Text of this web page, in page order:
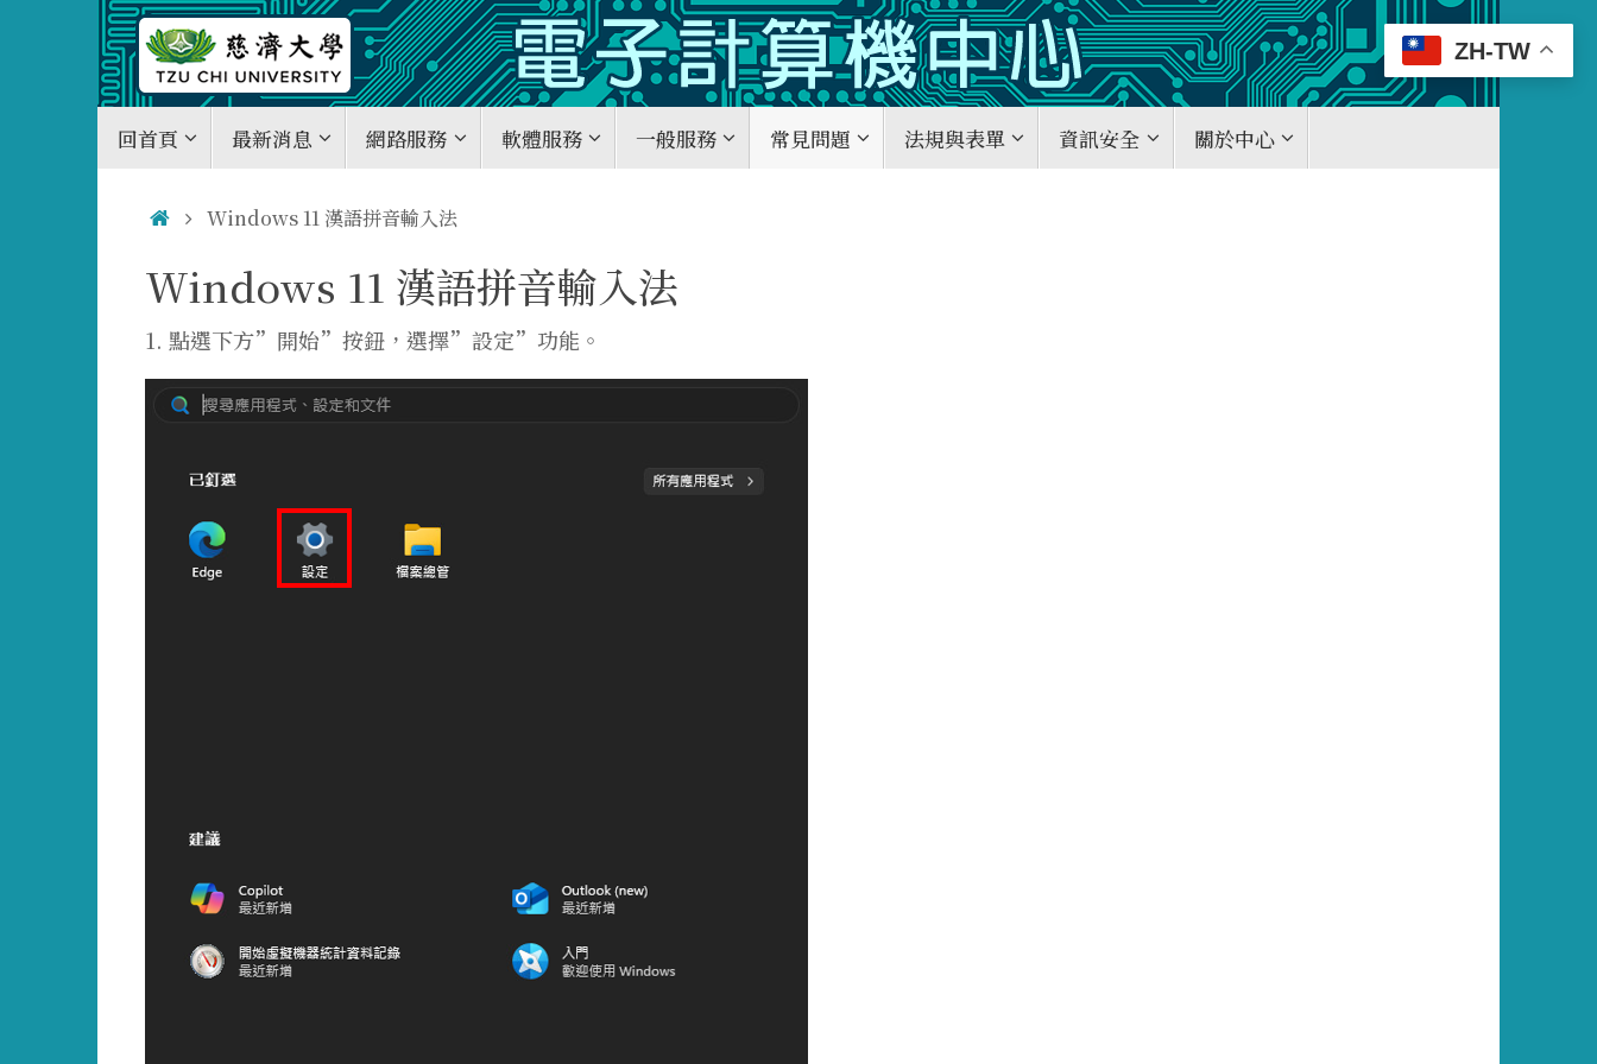
回首頁 最新消息 網路服務 軟體服務 一般服務 常見問題 法規與表單 資訊安全 關於中心
Home
Windows 11 漢語拼音輸入法
Windows 11 漢語拼音輸入法
1. 點選下方”開始”按鈕，選擇”設定”功能。
ZH-TW